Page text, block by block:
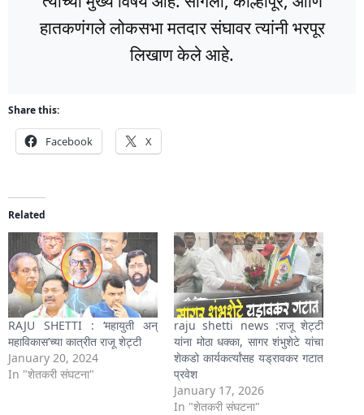
हातकणंगले लोकसभा मतदार संघावर त्यांनी भरपूर
लिखाण केले आहे.
Share this:
Facebook X
Related
RAJU SHETTI : ‘महायुती अन्
महाविकास’च्या कात्रीत राजू शेट्टी
January 20, 2024
In "शेतकरी संघटना"
raju shetti news :राजू शेट्टी
यांना मोठा धक्का, सागर शंभुशेटे यांचा
शेकडो कार्यकर्त्यांसह यड्रावकर गटात
प्रवेश
January 17, 2026
In "शेतकरी संघटना"